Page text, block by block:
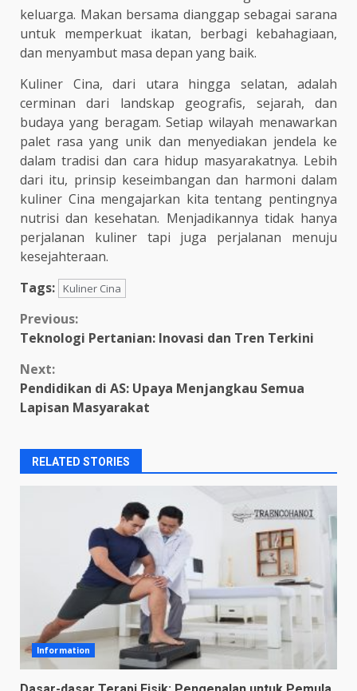
keluarga. Makan bersama dianggap sebagai sarana
untuk memperkuat ikatan, berbagi kebahagiaan,
dan menyambut masa depan yang baik.
Kuliner Cina, dari utara hingga selatan, adalah
cerminan dari landskap geografis, sejarah, dan
budaya yang beragam. Setiap wilayah menawarkan
palet rasa yang unik dan menyediakan jendela ke
dalam tradisi dan cara hidup masyarakatnya. Lebih
dari itu, prinsip keseimbangan dan harmoni dalam
kuliner Cina mengajarkan kita tentang pentingnya
nutrisi dan kesehatan. Menjadikannya tidak hanya
perjalanan kuliner tapi juga perjalanan menuju
kesejahteraan.
Tags:
Kuliner Cina
Continue
Reading
Previous:
Teknologi Pertanian: Inovasi dan Tren Terkini
Next:
Pendidikan di AS: Upaya Menjangkau Semua
Lapisan Masyarakat
RELATED STORIES
Information